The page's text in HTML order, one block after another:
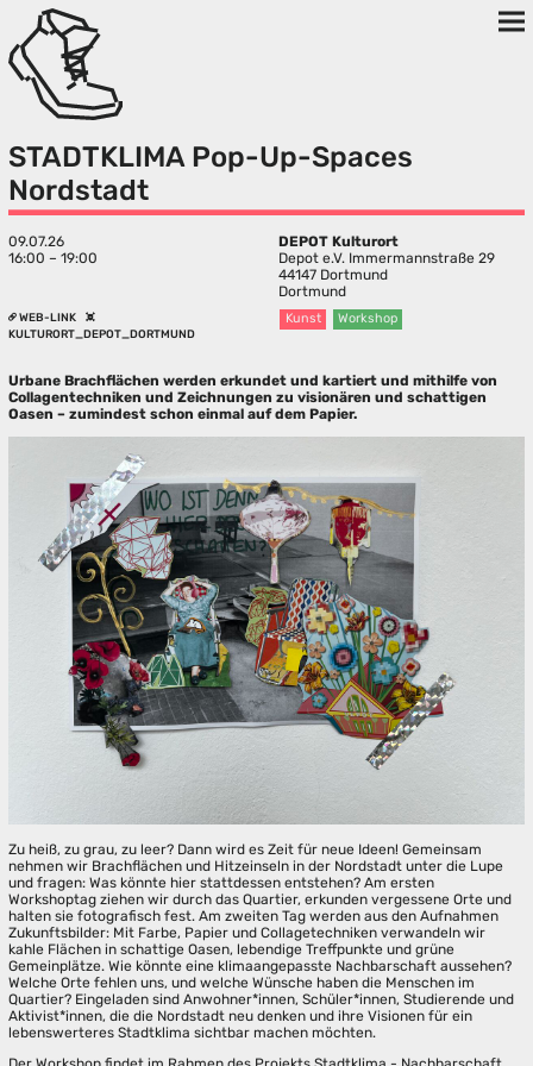
STADTKLIMA Pop-Up-Spaces
Nordstadt
09.07.26
16:00 – 19:00
DEPOT Kulturort
Depot e.V. Immermannstraße 29
44147 Dortmund
Dortmund
WEB-LINK
KULTURORT_DEPOT_DORTMUND
Kunst Workshop
Urbane Brachflächen werden erkundet und kartiert und mithilfe von
Collagentechniken und Zeichnungen zu visionären und schattigen
Oasen – zumindest schon einmal auf dem Papier.
Zu heiß, zu grau, zu leer? Dann wird es Zeit für neue Ideen! Gemeinsam
nehmen wir Brachflächen und Hitzeinseln in der Nordstadt unter die Lupe
und fragen: Was könnte hier stattdessen entstehen? Am ersten
Workshoptag ziehen wir durch das Quartier, erkunden vergessene Orte und
halten sie fotografisch fest. Am zweiten Tag werden aus den Aufnahmen
Zukunftsbilder: Mit Farbe, Papier und Collagetechniken verwandeln wir
kahle Flächen in schattige Oasen, lebendige Treffpunkte und grüne
Gemeinplätze. Wie könnte eine klimaangepasste Nachbarschaft aussehen?
Welche Orte fehlen uns, und welche Wünsche haben die Menschen im
Quartier? Eingeladen sind Anwohner*innen, Schüler*innen, Studierende und
Aktivist*innen, die die Nordstadt neu denken und ihre Visionen für ein
lebenswerteres Stadtklima sichtbar machen möchten.